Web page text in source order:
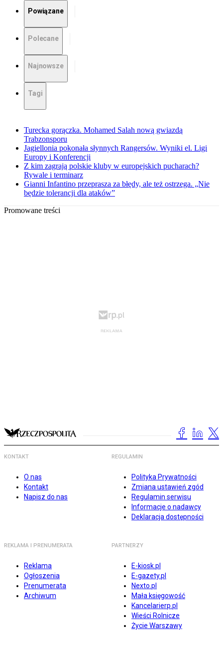
Powiązane
Polecane
Najnowsze
Tagi
Turecka gorączka. Mohamed Salah nową gwiazdą
Trabzonsporu
Jagiellonia pokonała słynnych Rangersów. Wyniki el. Ligi
Europy i Konferencji
Z kim zagrają polskie kluby w europejskich pucharach?
Rywale i terminarz
Gianni Infantino przeprasza za błędy, ale też ostrzega. „Nie
będzie tolerancji dla ataków”
Promowane treści
KONTAKT
O nas
Kontakt
Napisz do nas
REGULAMIN
Polityka Prywatności
Zmiana ustawień zgód
Regulamin serwisu
Informacje o nadawcy
Deklaracja dostępności
REKLAMA I PRENUMERATA
Reklama
Ogłoszenia
Prenumerata
Archiwum
PARTNERZY
E-kiosk.pl
E-gazety.pl
Nexto.pl
Mała księgowość
Kancelarierp.pl
Wieści Rolnicze
Życie Warszawy